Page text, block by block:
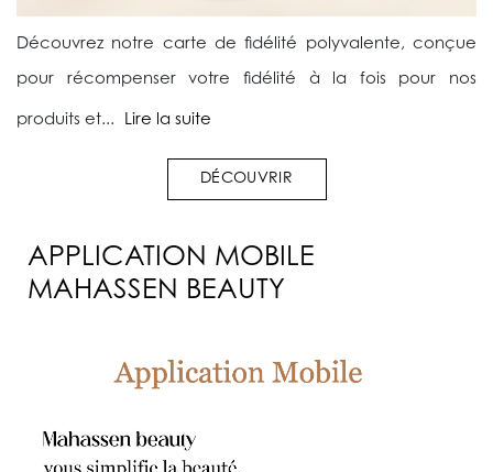
Découvrez notre carte de fidélité polyvalente, conçue
pour récompenser votre fidélité à la fois pour nos
produits et... Lire la suite
DÉCOUVRIR
APPLICATION MOBILE
MAHASSEN BEAUTY